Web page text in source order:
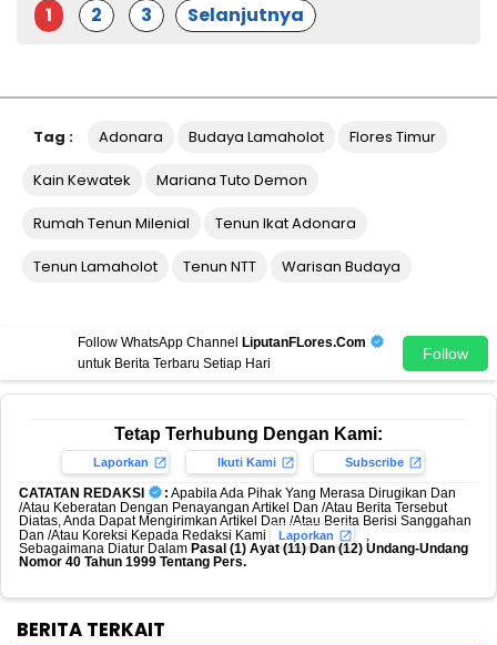
1
2 3 Selanjutnya
Tag : Adonara Budaya Lamaholot Flores Timur
Kain Kewatek Mariana Tuto Demon
Rumah Tenun Milenial Tenun Ikat Adonara
Tenun Lamaholot Tenun NTT Warisan Budaya
Follow WhatsApp Channel
LiputanFLores.Com
untuk Berita Terbaru Setiap Hari
Follow
Tetap Terhubung Dengan Kami:
Laporkan Ikuti Kami Subscribe
CATATAN REDAKSI : Apabila Ada Pihak Yang Merasa Dirugikan Dan
/Atau Keberatan Dengan Penayangan Artikel Dan /Atau Berita Tersebut
Diatas, Anda Dapat Mengirimkan Artikel Dan /Atau Berita Berisi Sanggahan
Dan /Atau Koreksi Kepada Redaksi Kami
Laporkan
,
Sebagaimana Diatur Dalam Pasal (1) Ayat (11) Dan (12) Undang-Undang
Nomor 40 Tahun 1999 Tentang Pers.
BERITA TERKAIT